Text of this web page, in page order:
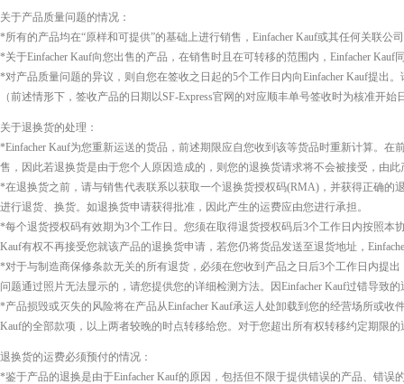
关于产品质量问题的情况：
*所有的产品均在“原样和可提供”的基础上进行销售，Einfacher Kauf或其任何关联公
*关于Einfacher Kauf向您出售的产品，在销售时且在可转移的范围内，Einfacher
*对产品质量问题的异议，则自您在签收之日起的5个工作日内向Einfacher Kauf提出
（前述情形下，签收产品的日期以SF-Express官网的对应顺丰单号签收时为核准开
关于退换货的处理：
*Einfacher Kauf为您重新运送的货品，前述期限应自您收到该等货品时重新计算。
售，因此若退换货是由于您个人原因造成的，则您的退换货请求将不会被接受，由
*在退换货之前，请与销售代表联系以获取一个退换货授权码(RMA)，并获得正确的
进行退货、换货。如退换货申请获得批准，因此产生的运费应由您进行承担。
*每个退货授权码有效期为3个工作日。您须在取得退货授权码后3个工作日内按照本
Kauf有权不再接受您就该产品的退换货申请，若您仍将货品发送至退货地址，
*对于与制造商保修条款无关的所有退货，必须在您收到产品之日后3个工作日内提
问题通过照片无法显示的，请您提供您的详细检测方法。因Einfacher Kauf过错导致
*产品损毁或灭失的风险将在产品从Einfacher Kauf承运人处卸载到您的经营场所或收
Kauf的全部款项，以上两者较晚的时点转移给您。对于您超出所有权转移约定期限
退换货的运费必须预付的情况：
*鉴于产品的退换是由于Einfacher Kauf的原因，包括但不限于提供错误的产品、错